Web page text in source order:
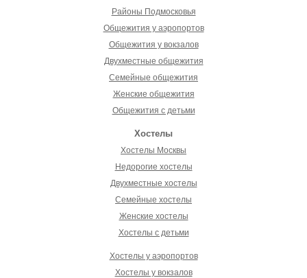
Районы Подмосковья
Общежития у аэропортов
Общежития у вокзалов
Двухместные общежития
Семейные общежития
Женские общежития
Общежития с детьми
Хостелы
Хостелы Москвы
Недорогие хостелы
Двухместные хостелы
Семейные хостелы
Женские хостелы
Хостелы с детьми
Хостелы у аэропортов
Хостелы у вокзалов